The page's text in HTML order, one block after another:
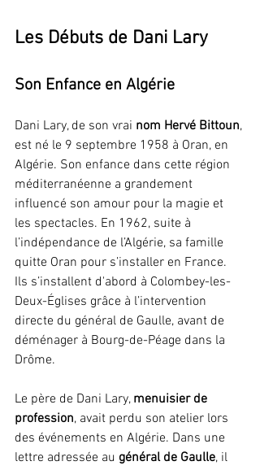
Les Débuts de Dani Lary
Son Enfance en Algérie
Dani Lary, de son vrai nom Hervé Bittoun,
est né le 9 septembre 1958 à Oran, en
Algérie. Son enfance dans cette région
méditerranéenne a grandement
influencé son amour pour la magie et
les spectacles. En 1962, suite à
l’indépendance de l’Algérie, sa famille
quitte Oran pour s’installer en France.
Ils s’installent d'abord à Colombey-les-
Deux-Églises grâce à l’intervention
directe du général de Gaulle, avant de
déménager à Bourg-de-Péage dans la
Drôme.
Le père de Dani Lary, menuisier de
profession, avait perdu son atelier lors
des événements en Algérie. Dans une
lettre adressée au général de Gaulle, il